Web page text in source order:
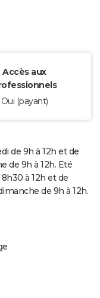
Accès aux
Oui (payant)
de 9h à 12h et de
de 9h à 12h. Eté
à 12h et de
de 9h à 12h.